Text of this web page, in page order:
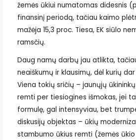
žemės ūkiui numatomas didesnis
finansinį periodą, tačiau kaimo
mažėja 15,3 proc. Tiesa, EK siūlo
ramsčių.
Daug namų darbų jau atlikta,
neaiškumų ir klausimų, dėl kurių
Viena tokių sričių – jaunųjų
remti per tiesiogines išmokas, jei
formulę, gal intensyviau, bet
diskusijų objektas – ūkių
stambumo ūkius remti (žemės